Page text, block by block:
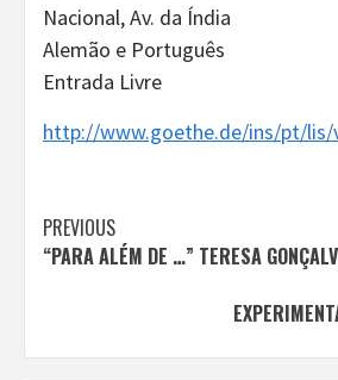
Nacional, Av. da Índia
Alemão e Português
Entrada Livre
http://www.goethe.de/ins/pt/lis/
Continue
Reading
PREVIOUS
“PARA ALÉM DE …” TERESA